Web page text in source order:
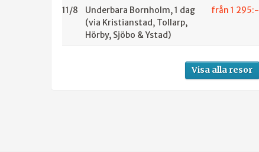
11/8
Underbara Bornholm, 1 dag
(via Kristianstad, Tollarp,
Hörby, Sjöbo & Ystad)
från 1 295:-
Visa alla resor